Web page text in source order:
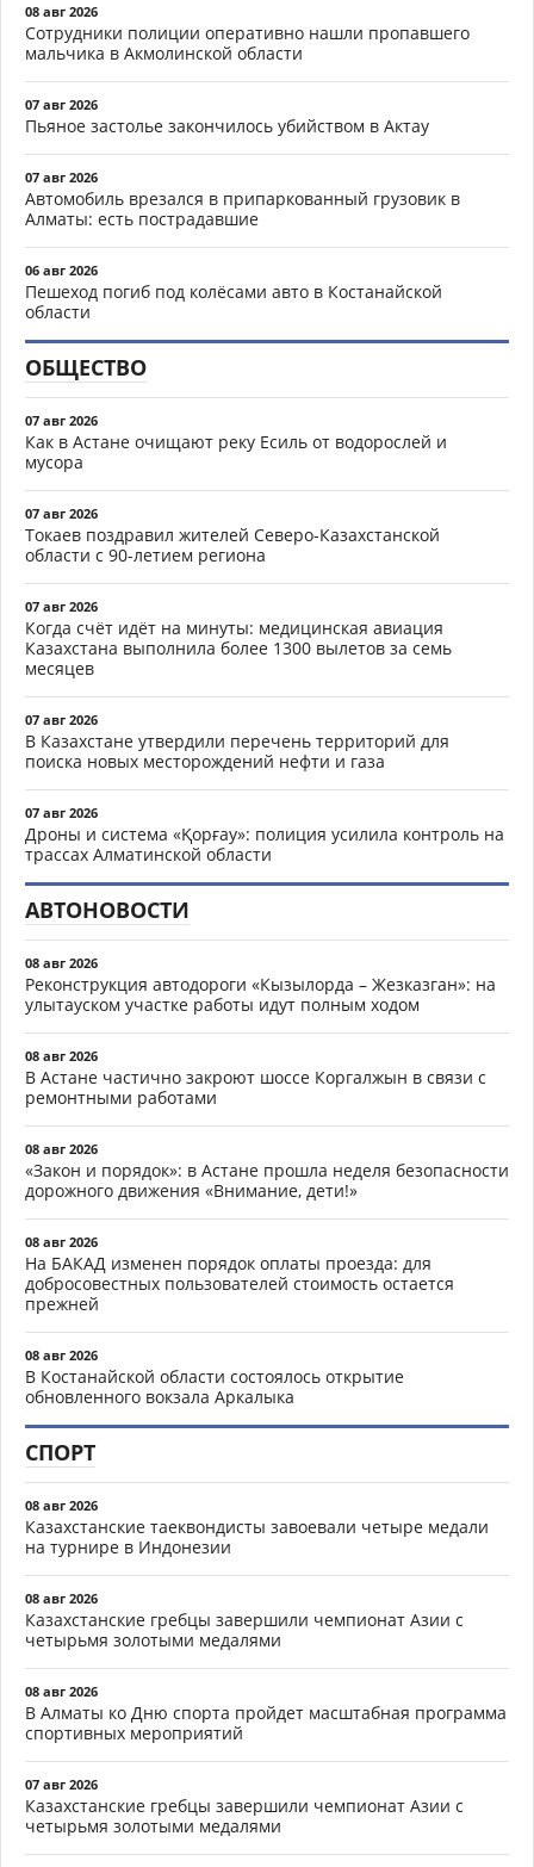
08 авг 2026
Сотрудники полиции оперативно нашли пропавшего
мальчика в Акмолинской области
07 авг 2026
Пьяное застолье закончилось убийством в Актау
07 авг 2026
Автомобиль врезался в припаркованный грузовик в
Алматы: есть пострадавшие
06 авг 2026
Пешеход погиб под колёсами авто в Костанайской
области
ОБЩЕСТВО
07 авг 2026
Как в Астане очищают реку Есиль от водорослей и
мусора
07 авг 2026
Токаев поздравил жителей Северо-Казахстанской
области с 90-летием региона
07 авг 2026
Когда счёт идёт на минуты: медицинская авиация
Казахстана выполнила более 1300 вылетов за семь
месяцев
07 авг 2026
В Казахстане утвердили перечень территорий для
поиска новых месторождений нефти и газа
07 авг 2026
Дроны и система «Қорғау»: полиция усилила контроль на
трассах Алматинской области
АВТОНОВОСТИ
08 авг 2026
Реконструкция автодороги «Кызылорда – Жезказган»: на
улытауском участке работы идут полным ходом
08 авг 2026
В Астане частично закроют шоссе Коргалжын в связи с
ремонтными работами
08 авг 2026
«Закон и порядок»: в Астане прошла неделя безопасности
дорожного движения «Внимание, дети!»
08 авг 2026
На БАКАД изменен порядок оплаты проезда: для
добросовестных пользователей стоимость остается
прежней
08 авг 2026
В Костанайской области состоялось открытие
обновленного вокзала Аркалыка
СПОРТ
08 авг 2026
Казахстанские таеквондисты завоевали четыре медали
на турнире в Индонезии
08 авг 2026
Казахстанские гребцы завершили чемпионат Азии с
четырьмя золотыми медалями
08 авг 2026
В Алматы ко Дню спорта пройдет масштабная программа
спортивных мероприятий
07 авг 2026
Казахстанские гребцы завершили чемпионат Азии с
четырьмя золотыми медалями